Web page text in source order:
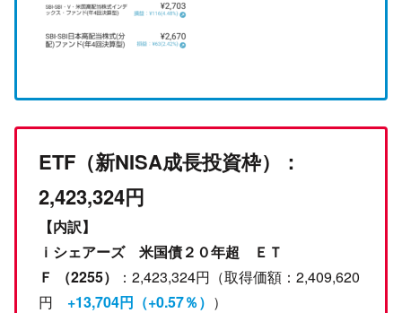
ETF （新NISA成長投資枠）
：
2,423,324円
【内訳】
ｉシェアーズ 米国債２０年超 ＥＴ
Ｆ （2255）
：2,423,324円（取得価額：2,409,620
円 +13,704円（+0.57％） ）